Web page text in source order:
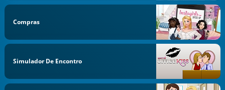
Compras
Simulador De Encontro